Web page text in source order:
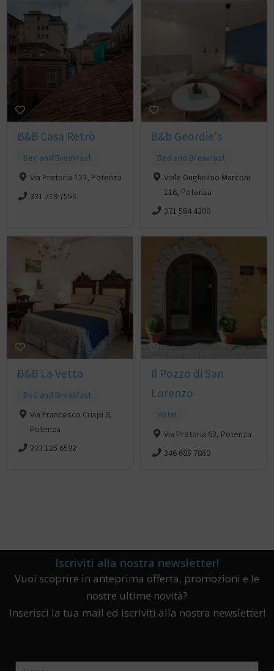
B&B Casa Retrò
Bed and Breakfast
Via Pretoria 133, Potenza
331 719 7555
B&b Geordie's
Bed and Breakfast
Viale Guglielmo Marconi
116, Potenza
371 584 4300
B&B La Vetta
Bed and Breakfast
Via Francesco Crispi 8,
Potenza
333 125 6593
Il Pozzo di San
Lorenzo
Hotel
Via Pretoria 63, Potenza
346 685 7869
Iscriviti alla nostra newsletter!
Vuoi scoprire in anteprima offerta, promozioni e le
nostre ultime novità?
Inserisci la tua mail ed iscriviti alla nostra newsletter!